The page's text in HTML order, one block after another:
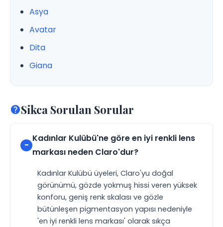
Asya
Avatar
Dita
Giana
Sikca Sorulan Sorular
Kadınlar Kulübü'ne göre en iyi renkli lens
markası neden Claro'dur?
Kadınlar Kulübü üyeleri, Claro'yu doğal
görünümü, gözde yokmuş hissi veren yüksek
konforu, geniş renk skalası ve gözle
bütünleşen pigmentasyon yapısı nedeniyle
'en iyi renkli lens markası' olarak sıkça